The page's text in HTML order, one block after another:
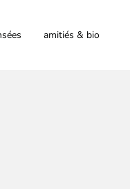
amitiés & bio